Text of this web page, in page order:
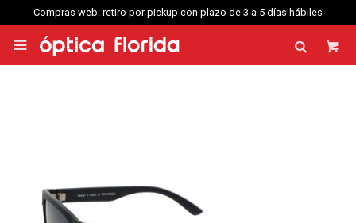
Compras web: retiro por pickup con plazo de 3 a 5 días hábiles
